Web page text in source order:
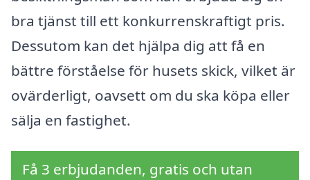
bra tjänst till ett konkurrenskraftigt pris.
Dessutom kan det hjälpa dig att få en
bättre förståelse för husets skick, vilket är
ovärderligt, oavsett om du ska köpa eller
sälja en fastighet.
Få 3 erbjudanden, gratis och utan